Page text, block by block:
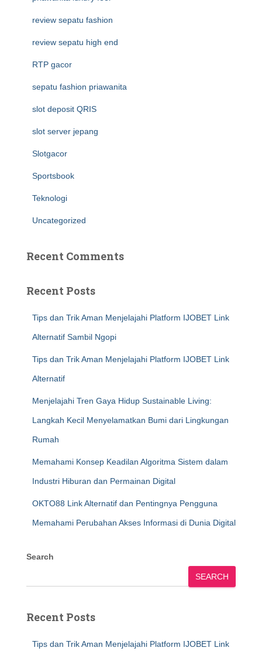
review sepatu fashion
review sepatu high end
RTP gacor
sepatu fashion priawanita
slot deposit QRIS
slot server jepang
Slotgacor
Sportsbook
Teknologi
Uncategorized
Recent Comments
Recent Posts
Tips dan Trik Aman Menjelajahi Platform IJOBET Link
Alternatif Sambil Ngopi
Tips dan Trik Aman Menjelajahi Platform IJOBET Link
Alternatif
Menjelajahi Tren Gaya Hidup Sustainable Living:
Langkah Kecil Menyelamatkan Bumi dari Lingkungan
Rumah
Memahami Konsep Keadilan Algoritma Sistem dalam
Industri Hiburan dan Permainan Digital
OKTO88 Link Alternatif dan Pentingnya Pengguna
Memahami Perubahan Akses Informasi di Dunia Digital
Search
SEARCH
Recent Posts
Tips dan Trik Aman Menjelajahi Platform IJOBET Link